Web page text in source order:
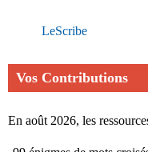
LeScribe
Vos Contributions
En août 2026, les